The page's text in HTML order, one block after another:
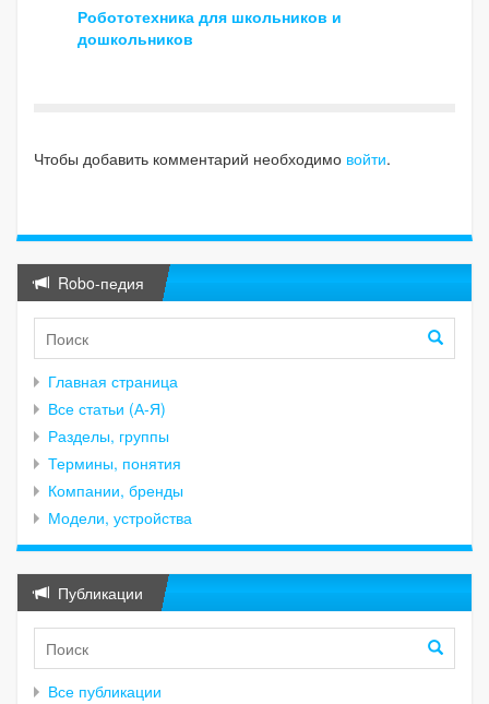
Робототехника для школьников и
дошкольников
Чтобы добавить комментарий необходимо войти.
Robo-педия
Главная страница
Все статьи (А-Я)
Разделы, группы
Термины, понятия
Компании, бренды
Модели, устройства
Публикации
Все публикации